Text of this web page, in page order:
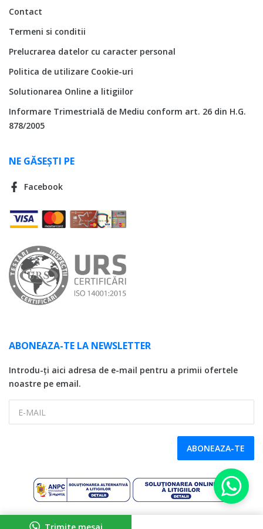
Contact
Termeni si conditii
Prelucrarea datelor cu caracter personal
Politica de utilizare Cookie-uri
Solutionarea Online a litigiilor
Informare Trimestrială de Mediu conform art. 26 din H.G.
878/2005
NE GĂSEȘTI PE
Facebook
ABONEAZA-TE LA NEWSLETTER
Introdu-ți aici adresa de e-mail pentru a primii ofertele
noastre pe email.
ABONEAZA-TE